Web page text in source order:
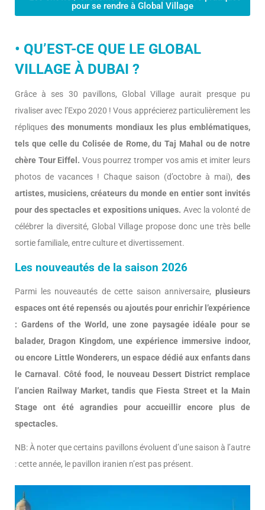
pour se rendre à Global Village
• QU’EST-CE QUE LE GLOBAL
VILLAGE À DUBAI ?
Grâce à ses 30 pavillons, Global Village aurait presque pu
rivaliser avec l’Expo 2020 ! Vous apprécierez particulièrement les
répliques des monuments mondiaux les plus emblématiques,
tels que celle du Colisée de Rome, du Taj Mahal ou de notre
chère Tour Eiffel. Vous pourrez tromper vos amis et imiter leurs
photos de vacances ! Chaque saison (d’octobre à mai), des
artistes, musiciens, créateurs du monde en entier sont invités
pour des spectacles et expositions uniques. Avec la volonté de
célébrer la diversité, Global Village propose donc une très belle
sortie familiale, entre culture et divertissement.
Les nouveautés de la saison 2026
Parmi les nouveautés de cette saison anniversaire, plusieurs
espaces ont été repensés ou ajoutés pour enrichir l’expérience
: Gardens of the World, une zone paysagée idéale pour se
balader, Dragon Kingdom, une expérience immersive indoor,
ou encore Little Wonderers, un espace dédié aux enfants dans
le Carnaval .Côté food, le nouveau Dessert District remplace
l’ancien Railway Market, tandis que Fiesta Street et la Main
Stage ont été agrandies pour accueillir encore plus de
spectacles.
NB: À noter que certains pavillons évoluent d’une saison à l’autre
: cette année, le pavillon iranien n’est pas présent.